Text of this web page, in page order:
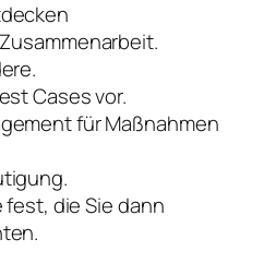
Cases vor.
für Maßnahmen
fest, die Sie dann